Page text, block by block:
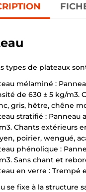
types de plateaux
mélaminé :
de 630 ± 5 kg/m3.
gris, hêtre, chêne
stratifié : Panneau
Chants extérieurs
poirier, wengué,
phénolique :
Sans chant et
en verre : Trempé
se fixe à la structure